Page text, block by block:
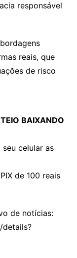
responsável
reais, que
de risco
BAIXANDO
celular as
de 100 reais
de notícias: